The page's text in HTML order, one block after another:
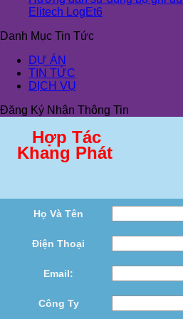
Elitech LogEt6
Danh Mục Tin Tức
DỰ ÁN
TIN TỨC
DỊCH VỤ
Đăng Ký Nhận Thông Tin
Hợp Tác
Khang Phát
Họ Và Tên
Điện Thoại
Email:
Công Ty